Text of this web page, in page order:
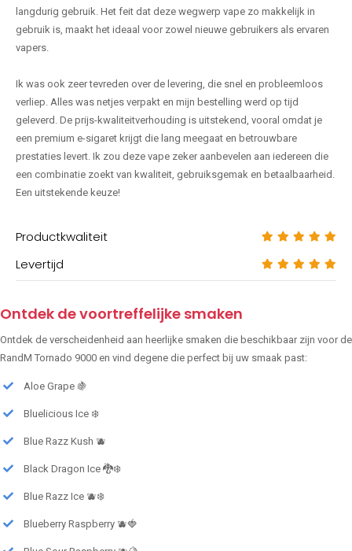
langdurig gebruik. Het feit dat deze wegwerp vape zo makkelijk in
gebruik is, maakt het ideaal voor zowel nieuwe gebruikers als ervaren
vapers.
Ik was ook zeer tevreden over de levering, die snel en probleemloos
verliep. Alles was netjes verpakt en mijn bestelling werd op tijd
geleverd. De prijs-kwaliteitverhouding is uitstekend, vooral omdat je
een premium e-sigaret krijgt die lang meegaat en betrouwbare
prestaties levert. Ik zou deze vape zeker aanbevelen aan iedereen die
een combinatie zoekt van kwaliteit, gebruiksgemak en betaalbaarheid.
Een uitstekende keuze!
Productkwaliteit
Levertijd
Ontdek de voortreffelijke smaken
Ontdek de verscheidenheid aan heerlijke smaken die beschikbaar zijn voor de
RandM Tornado 9000 en vind degene die perfect bij uw smaak past:
Aloe Grape 🍇
Bluelicious Ice ❄️
Blue Razz Kush 🫐
Black Dragon Ice 🐉❄️
Blue Razz Ice 🫐❄️
Blueberry Raspberry 🫐🍓